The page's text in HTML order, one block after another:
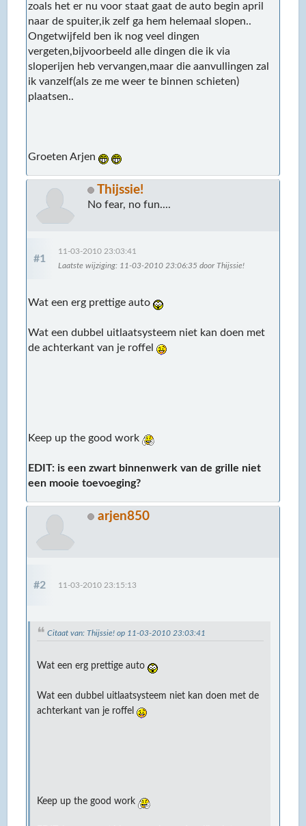
zoals het er nu voor staat gaat de auto begin april
naar de spuiter,ik zelf ga hem helemaal slopen..
Ongetwijfeld ben ik nog veel dingen
vergeten,bijvoorbeeld alle dingen die ik via
sloperijen heb vervangen,maar die aanvullingen zal
ik vanzelf(als ze me weer te binnen schieten)
plaatsen..
Groeten Arjen
Thijssie!
No fear, no fun....
#1
11-03-2010 23:03:41
Laatste wijziging: 11-03-2010 23:06:35 door Thijssie!
Wat een erg prettige auto
Wat een dubbel uitlaatsysteem niet kan doen met
de achterkant van je roffel
Keep up the good work
EDIT: is een zwart binnenwerk van de grille niet
een mooie toevoeging?
arjen850
#2 11-03-2010 23:15:13
Citaat van: Thijssie! op 11-03-2010 23:03:41
Wat een erg prettige auto
Wat een dubbel uitlaatsysteem niet kan doen met de
achterkant van je roffel
Keep up the good work